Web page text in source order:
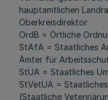
hauptamtlichen
Oberkreisdirektor
OrdB = Örtliche
StAfA = Staatliches
Ämter für
StUA = Staatliches
StVetUA =
(Staatliche